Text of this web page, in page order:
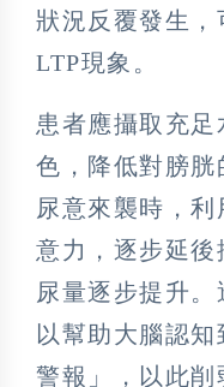
狀況反覆發生，
LTP現象。
患者應攝取充
色，降低對膀胱
尿意來襲時，
意力，逐步延後
尿量逐步提升
以幫助大腦認
警報」，以此削